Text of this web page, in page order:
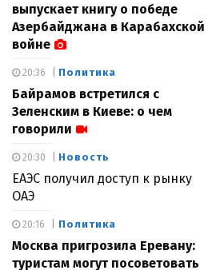
выпускает книгу о победе
Азербайджана в Карабахской
войне
Политика
Байрамов встретился с
Зеленским в Киеве: о чем
говорили
20:36
Новость
ЕАЭС получил доступ к рынку
ОАЭ
20:30
Политика
Москва пригрозила Еревану:
туристам могут посоветовать
20:16